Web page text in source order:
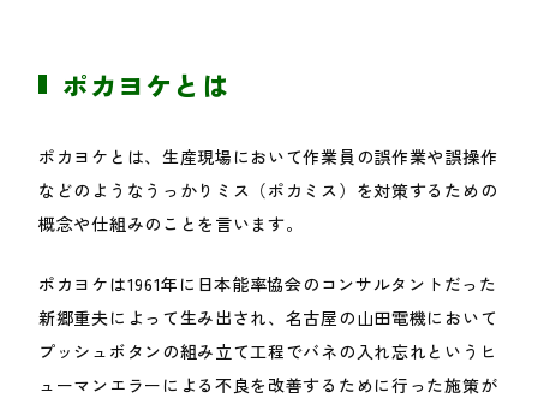
ポカヨケとは
ポカヨケとは、生産現場において作業員の誤作業や誤操作
などのようなうっかりミス（ポカミス）を対策するための
概念や仕組みのことを言います。
ポカヨケは1961年に日本能率協会のコンサルタントだった
新郷重夫によって生み出され、名古屋の山田電機において
プッシュボタンの組み立て工程でバネの入れ忘れというヒ
ューマンエラーによる不良を改善するために行った施策が